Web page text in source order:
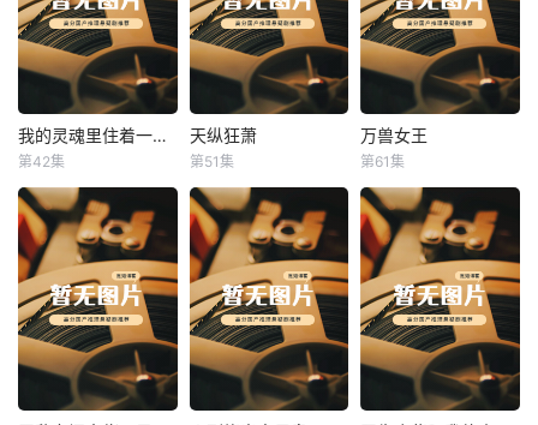
我的灵魂里住着一条龙 我的灵魂里住着一条龙
第42集
天纵狂萧
天纵狂萧
第51集
万兽女王
万兽女王
第61集